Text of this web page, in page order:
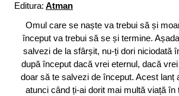
Editura: Atman
Omul care se naște va trebui să și
început va trebui să se și termine.
salvezi de la sfârșit, nu-ți dori niciodată
după început dacă vrei eternul, dacă
doar să te salvezi de început. Acest lanț
atunci când ți-ai dorit mai multă viață în